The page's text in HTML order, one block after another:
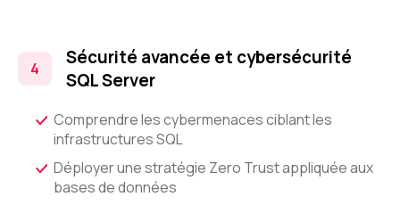
Sécurité avancée et cybersécurité
SQL Server
Comprendre les cybermenaces ciblant les
infrastructures SQL
Déployer une stratégie Zero Trust appliquée aux
bases de données